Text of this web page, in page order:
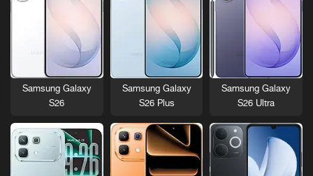
Samsung Galaxy
S26 Ultra
Samsung Galaxy
S26 Plus
Samsung Galaxy
S26